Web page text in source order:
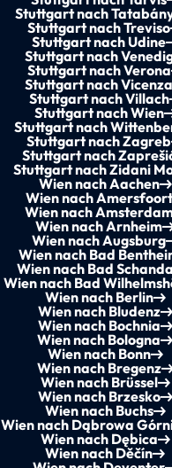
Stuttgart nach
Stuttgart nach Treviso
Stuttgart nach Udine
Stuttgart nach
Stuttgart nach Verona
Stuttgart nach Vicenza
Stuttgart nach Villach
Stuttgart nach Wien
Stuttgart nach
Stuttgart nach Zagreb
Stuttgart nach
Stuttgart nach Zidani
Wien nach Aachen
Wien nach Amersfoort
Wien nach
Wien nach Arnheim
Wien nach Augsburg
Wien nach Bad
Wien nach Bad
Wien nach Bad
Wien nach Berlin
Wien nach Bludenz
Wien nach Bochnia
Wien nach Bologna
Wien nach Bonn
Wien nach Bregenz
Wien nach Brüssel
Wien nach Brzesko
Wien nach Buchs
Wien nach Dąbrowa
Wien nach Dębica
Wien nach Děčín